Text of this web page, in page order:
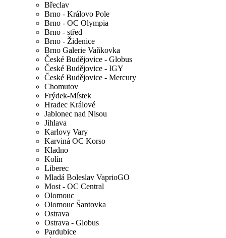
Břeclav
Brno - Královo Pole
Brno - OC Olympia
Brno - střed
Brno - Židenice
Brno Galerie Vaňkovka
České Budějovice - Globus
České Budějovice - IGY
České Budějovice - Mercury
Chomutov
Frýdek-Místek
Hradec Králové
Jablonec nad Nisou
Jihlava
Karlovy Vary
Karviná OC Korso
Kladno
Kolín
Liberec
Mladá Boleslav VaprioGO
Most - OC Central
Olomouc
Olomouc Šantovka
Ostrava
Ostrava - Globus
Pardubice